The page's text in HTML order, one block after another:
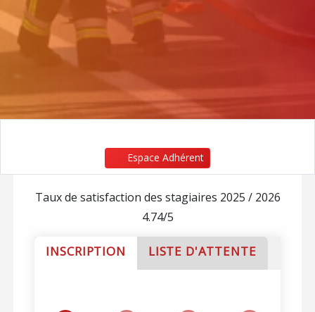
Espace Adhérent
Taux de satisfaction des stagiaires 2025 / 2026
4.74/5
INSCRIPTION LISTE D'ATTENTE